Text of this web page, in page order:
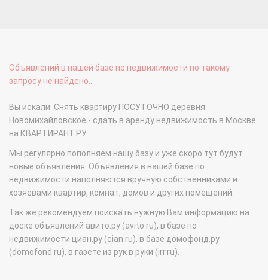
Объявлений в нашей базе по недвижимости по такому
запросу не найдено...
Вы искали: Снять квартиру ПОСУТОЧНО деревня
Новомихайловское - сдать в аренду недвижимость в Москве
на КВАРТИРАНТ.РУ
Мы регулярно пополняем нашу базу и уже скоро тут будут
новые объявления. Объявления в нашей базе по
недвижимости наполняются вручную собственниками и
хозяевами квартир, комнат, домов и других помещений.
Так же рекомендуем поискать нужную Вам информацию на
доске объявлений авито.ру (avito.ru), в базе по
недвижимости циан.ру (cian.ru), в базе домофонд.ру
(domofond.ru), в газете из рук в руки (irr.ru).